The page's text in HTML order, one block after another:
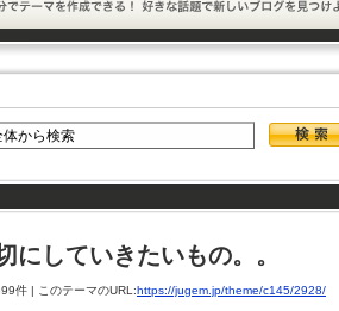
にしていきたいもの。。
件 | このテーマのURL:https://jugem.jp/theme/c145/2928/